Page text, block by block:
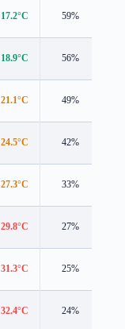
17.2°C 59%
18.9°C 56%
21.1°C 49%
24.5°C 42%
27.3°C 33%
29.8°C 27%
31.3°C 25%
32.4°C 24%